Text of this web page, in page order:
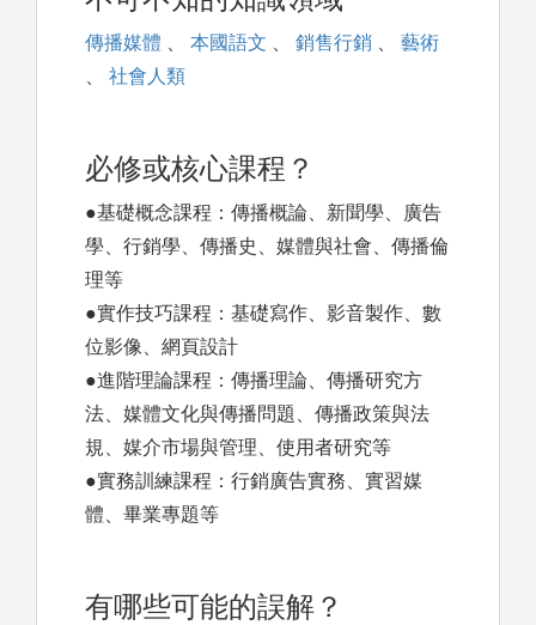
傳播媒體 、 本國語文 、 銷售行銷 、
藝術
、
社會人類
必修或核心課程？
●基礎概念課程：傳播概論、新聞學、廣告
學、行銷學、傳播史、媒體與社會、傳播倫
理等
●實作技巧課程：基礎寫作、影音製作、數
位影像、網頁設計
●進階理論課程：傳播理論、傳播研究方
法、媒體文化與傳播問題、傳播政策與法
規、媒介市場與管理、使用者研究等
●實務訓練課程：行銷廣告實務、實習媒
體、畢業專題等
有哪些可能的誤解？